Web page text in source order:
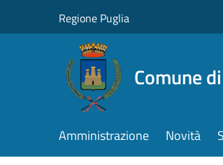
Regione Puglia
Comune
Amministrazione Novità